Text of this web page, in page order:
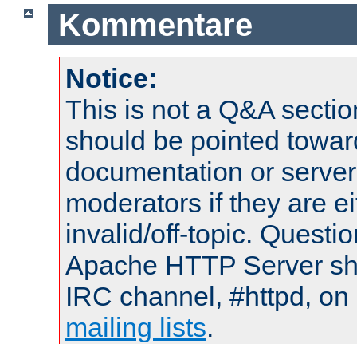
Kommentare
Notice:
This is not a Q&A
should be pointed
documentation or
moderators if they are
invalid/off-topic.
Apache HTTP Server
IRC channel, #httpd,
mailing lists.